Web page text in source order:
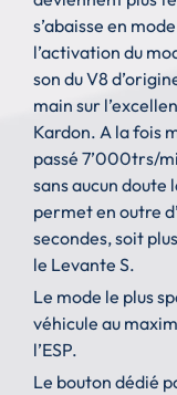
s’abaisse en
l’activation du
son du V8
main sur
Kardon. A la fois
passé 7’000trs/
sans aucun doute
permet en outre
secondes, soit
le Levante S.
Le mode le plus
véhicule au
l’ESP.
Le bouton dédié